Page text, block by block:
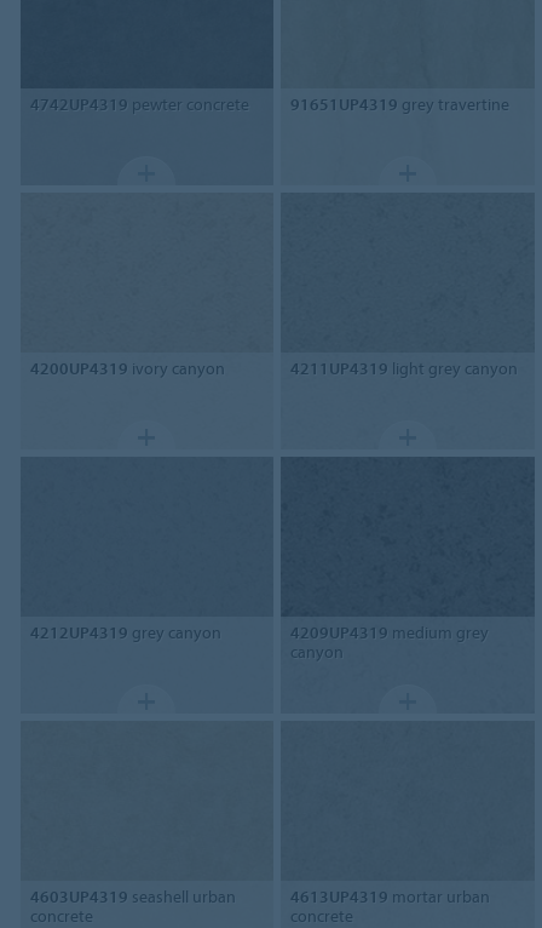
4742UP4319 pewter concrete 91651UP4319 grey travertine
4200UP4319 ivory canyon 4211UP4319 light grey canyon
4212UP4319 grey canyon 4209UP4319 medium grey
canyon
4603UP4319 seashell urban
concrete
4613UP4319 mortar urban
concrete